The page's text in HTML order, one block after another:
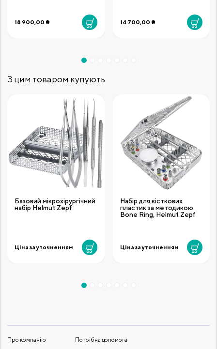
18 900,00 ₴ 14 700,00 ₴
З цим товаром купують
Базовий мікрохірургічний
набір Helmut Zepf
Ціна за уточненням
Набір для кісткових
пластик за методикою
Bone Ring, Helmut Zepf
Ціна за уточненням
Про компанію
Потрібна допомога